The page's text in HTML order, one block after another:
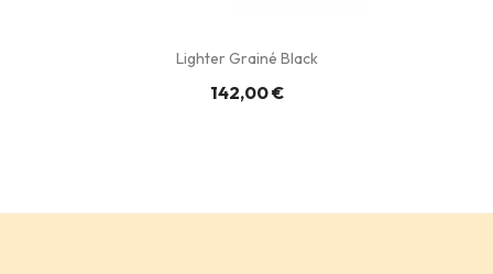
Lighter Grainé Black
142,00 €